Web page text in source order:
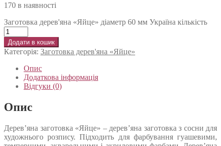
170 в наявності
Заготовка дерев'яна «Яйце» діаметр 60 мм Україна кількість
Додати в кошик
Категорія: Заготовка дерев'яна «Яйце»
Опис
Додаткова інформація
Відгуки (0)
Опис
Дерев’яна заготовка «Яйце» – дерев’яна заготовка з сосни для
художнього розпису. Підходить для фарбування гуашевими,